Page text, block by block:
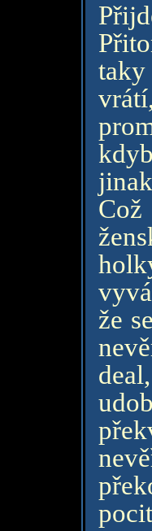
že